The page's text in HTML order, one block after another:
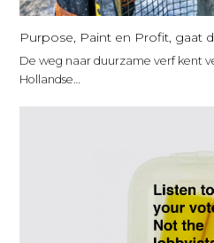
Purpose, Paint en Profit, gaat
De weg naar duurzame verf kent
Hollandse…